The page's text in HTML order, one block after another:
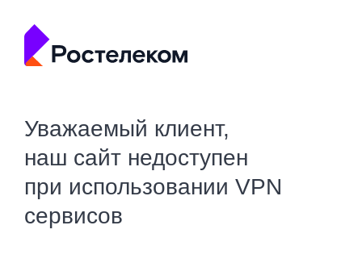
Уважаемый клиент,
наш сайт недоступен
при использовании VPN
сервисов